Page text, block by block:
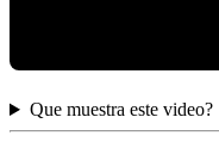
Que muestra este video?